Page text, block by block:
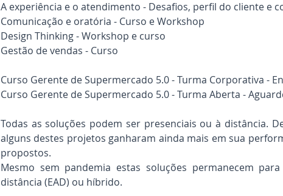
A experiência e o atendimento - Desafios, perfil do cliente e
Comunicação e oratória - Curso e Workshop
Design Thinking - Workshop e curso
Gestão de vendas - Curso
Curso Gerente de Supermercado 5.0 - Turma Corporativa -
Curso Gerente de Supermercado 5.0 - Turma Aberta -
Todas as soluções podem ser presenciais ou à distância.
alguns destes projetos ganharam ainda mais em sua
propostos.
Mesmo sem pandemia estas soluções permanecem
distância (EAD) ou híbrido.